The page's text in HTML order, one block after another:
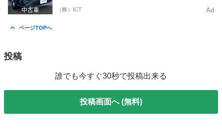
（株）ICT Ad
ページTOPへ
投稿
誰でも今すぐ30秒で投稿出来る
投稿画面へ (無料)